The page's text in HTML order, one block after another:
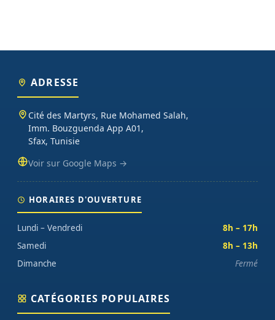
ADRESSE
Cité des Martyrs, Rue Mohamed Salah,
Imm. Bouzguenda App A01,
Sfax, Tunisie
Voir sur Google Maps →
HORAIRES D'OUVERTURE
Lundi – Vendredi
8h – 17h
Samedi
8h – 13h
Dimanche
Fermé
CATÉGORIES POPULAIRES